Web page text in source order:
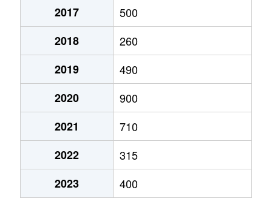
2017
500
2018
260
2019
490
2020
900
2021
710
2022
315
2023
400